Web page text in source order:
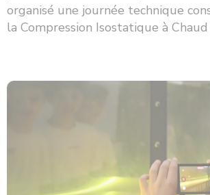
organisé une journée technique
la Compression Isostatique à Chaud